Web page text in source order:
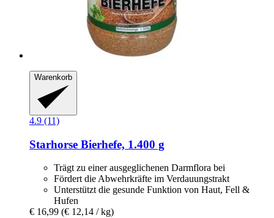
Warenkorb
4.9 (11)
Starhorse Bierhefe, 1.400 g
Trägt zu einer ausgeglichenen Darmflora bei
Fördert die Abwehrkräfte im Verdauungstrakt
Unterstützt die gesunde Funktion von Haut, Fell &
Hufen
€ 16,99 (€ 12,14 / kg)